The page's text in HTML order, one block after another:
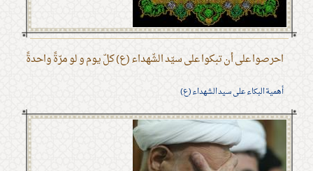
احرصوا على أن تبكوا على سيّد الشّهداء (ع) كلّ يوم و لو مرّةً واحدةً
أهمية البكاء على سيد الشهداء (ع)